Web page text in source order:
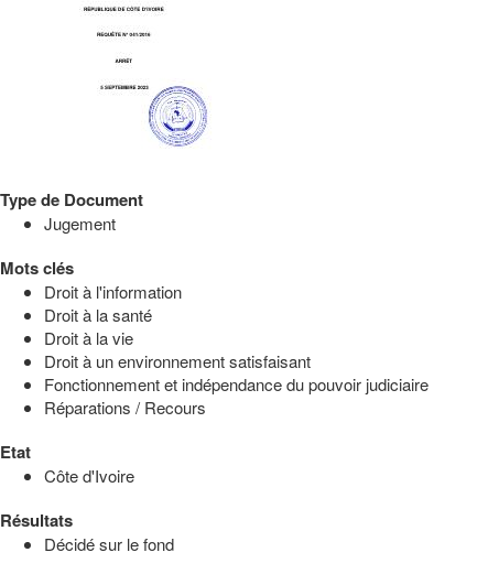
Type de Document
Jugement
Mots clés
Droit à l'information
Droit à la santé
Droit à la vie
Droit à un environnement satisfaisant
Fonctionnement et indépendance du pouvoir judiciaire
Réparations / Recours
Etat
Côte d'Ivoire
Résultats
Décidé sur le fond